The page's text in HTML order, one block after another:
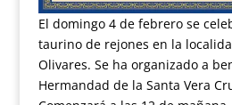
El domingo 4 de febrero se
taurino de rejones en la
Olivares. Se ha organizado a
Hermandad de la Santa Vera